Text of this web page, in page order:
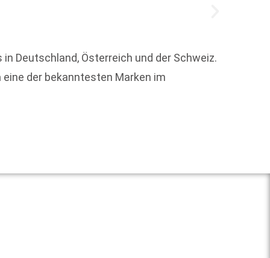
Deutschland, Österreich und der Schweiz.
der bekanntesten Marken im